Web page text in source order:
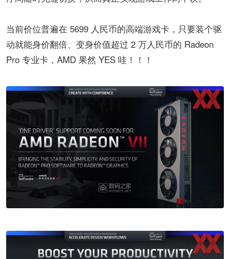
当前价位普遍在 5699 人民币的高端游戏卡，只要装个驱
动就能身价翻倍、变身价值超过 2 万人民币的 Radeon
Pro 专业卡，AMD 果然 YES 哇！！！